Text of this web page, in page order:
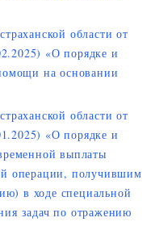
области от
«О порядке и
на основании
области от
«О порядке и
выплаты
операции, получившим
в ходе специальной
задач по отражению